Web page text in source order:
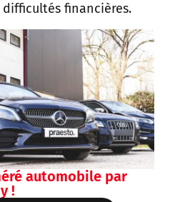
financières.
automobile par
!